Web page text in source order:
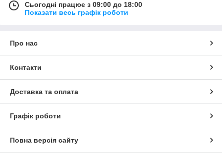
Сьогодні працює з 09:00 до 18:00
Показати весь графік роботи
Про нас
Контакти
Доставка та оплата
Графік роботи
Повна версія сайту